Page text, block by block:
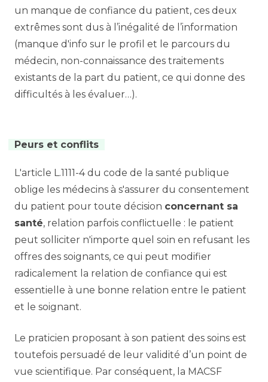
un manque de confiance du patient, ces deux
extrêmes sont dus à l’inégalité de l’information
(manque d'info sur le profil et le parcours du
médecin, non-connaissance des traitements
existants de la part du patient, ce qui donne des
difficultés à les évaluer…).
Peurs et conflits
L'article L.1111-4 du code de la santé publique
oblige les médecins à s'assurer du consentement
du patient pour toute décision concernant sa
santé, relation parfois conflictuelle : le patient
peut solliciter n'importe quel soin en refusant les
offres des soignants, ce qui peut modifier
radicalement la relation de confiance qui est
essentielle à une bonne relation entre le patient
et le soignant.
Le praticien proposant à son patient des soins est
toutefois persuadé de leur validité d’un point de
vue scientifique. Par conséquent, la MACSF